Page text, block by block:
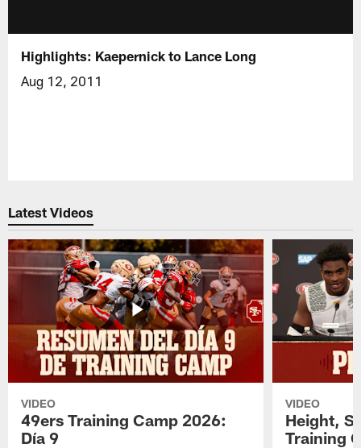
Highlights: Kaepernick to Lance Long
Aug 12, 2011
Latest Videos
VIDEO
49ers Training Camp 2026:
Día 9
VIDEO
Height,
Training